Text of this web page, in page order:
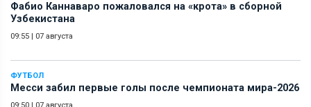
Фабио Каннаваро пожаловался на «крота» в сборной
Узбекистана
09:55 07 августа
ФУТБОЛ
Месси забил первые голы после чемпионата мира-2026